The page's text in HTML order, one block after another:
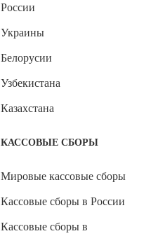
России
Украины
Белорусии
Узбекистана
Казахстана
КАССОВЫЕ СБОРЫ
Мировые кассовые сборы
Кассовые сборы в России
Кассовые сборы в